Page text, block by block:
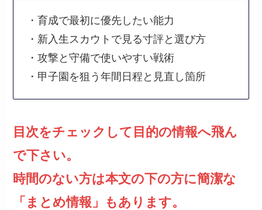
・育成で最初に優先したい能力
・新入生スカウトで見る寸評と選び方
・攻撃と守備で使いやすい戦術
・甲子園を狙う年間日程と見直し箇所
目次をチェックして目的の情報へ飛ん
で下さい。
時間のない方は本文の下の方に簡潔な
「まとめ情報」もあります。